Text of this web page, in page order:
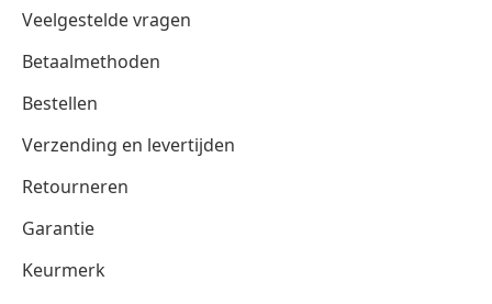
Veelgestelde vragen
Betaalmethoden
Bestellen
Verzending en levertijden
Retourneren
Garantie
Keurmerk